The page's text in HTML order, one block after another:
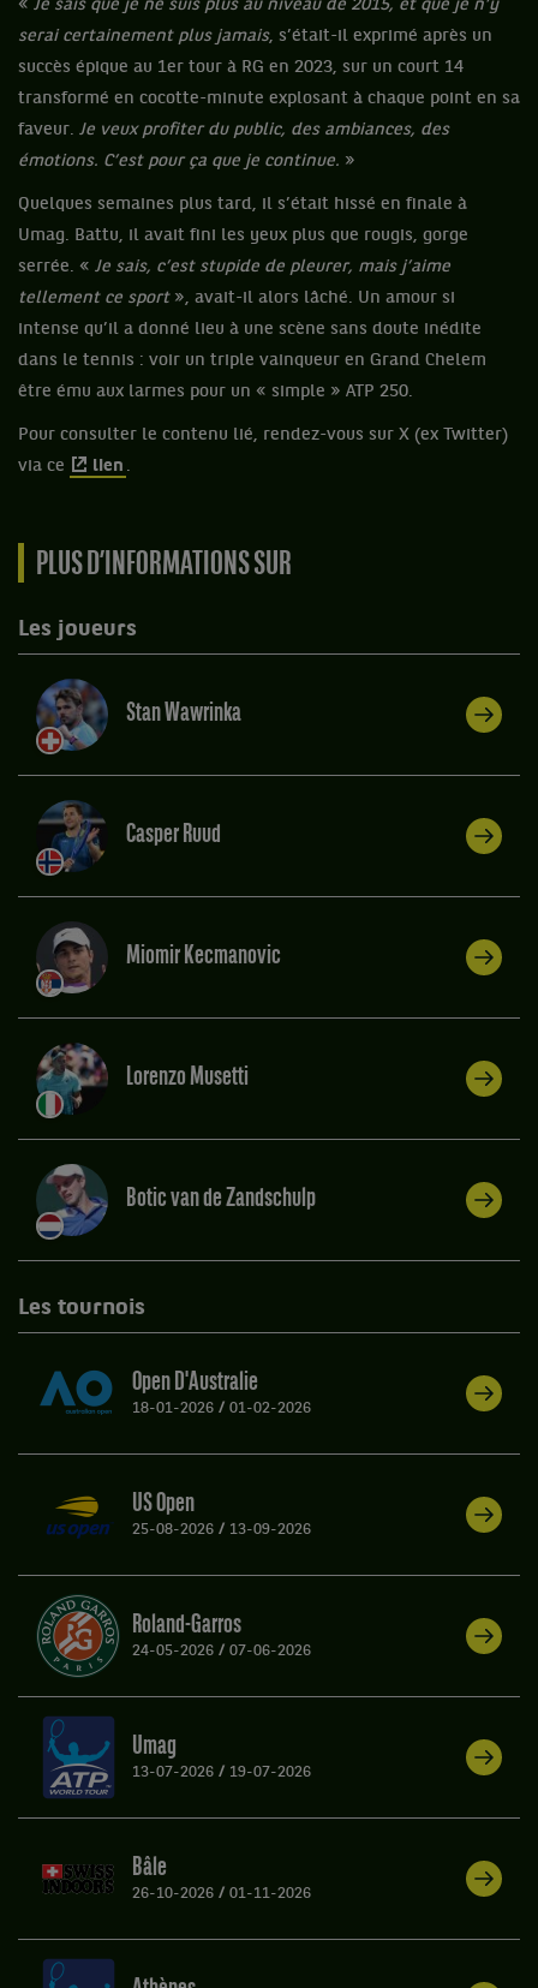
« Je sais que je ne suis plus au niveau de 2015, et que je n’y
serai certainement plus jamais, s’était-il exprimé après un
succès épique au 1er tour à RG en 2023, sur un court 14
transformé en cocotte-minute explosant à chaque point en sa
faveur. Je veux profiter du public, des ambiances, des
émotions. C’est pour ça que je continue. »
Quelques semaines plus tard, il s’était hissé en finale à
Umag. Battu, il avait fini les yeux plus que rougis, gorge
serrée. « Je sais, c’est stupide de pleurer, mais j’aime
tellement ce sport», avait-il alors lâché. Un amour si
intense qu’il a donné lieu à une scène sans doute inédite
dans le tennis : voir un triple vainqueur en Grand Chelem
être ému aux larmes pour un « simple » ATP 250.
Pour consulter le contenu lié, rendez-vous sur X (ex Twitter)
via ce
lien .
PLUS D’INFORMATIONS SUR
Les joueurs
Stan Wawrinka
Casper Ruud
Miomir Kecmanovic
Lorenzo Musetti
Botic van de Zandschulp
Les tournois
Open D'Australie
18-01-2026 / 01-02-2026
US Open
25-08-2026 / 13-09-2026
Roland-Garros
24-05-2026 / 07-06-2026
Umag
13-07-2026 / 19-07-2026
Bâle
26-10-2026 / 01-11-2026